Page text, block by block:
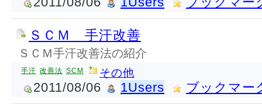
ＳＣＭ 手汗改善
ＳＣＭ手汗改善法の紹介
手汗 改善法 SCM その他
2011/08/06 1Users ブックマー